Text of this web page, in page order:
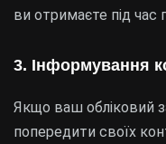
ви отримаєте під час
3. Інформування
Якщо ваш обліковий
попередити своїх